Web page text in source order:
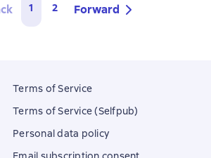
1 2 Forward
Terms of Service
Terms of Service (Selfpub)
Personal data policy